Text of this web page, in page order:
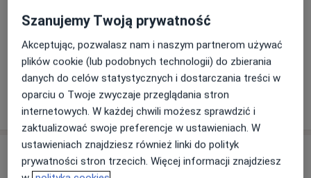
Białymstoku z wyróżnieniem stopień doktora nauk
medycznych.
Dorośli (Tylko pod niektórymi adresami)
Rodzaje konsultacji
Konsultacje onlineZobacz kalendarz online
Pokaż więcejo doświadczeniu
Usługi i ceny
Szanujemy Twoją prywatność
Akceptując, pozwalasz nam i naszym partnerom używać
plików cookie (lub podobnych technologii) do zbierania
danych do celów statystycznych i dostarczania treści w
oparciu o Twoje zwyczaje przeglądania stron
internetowych. W każdej chwili możesz sprawdzić i
zaktualizować swoje preferencje w ustawieniach. W
ustawieniach znajdziesz również linki do polityk
prywatności stron trzecich. Więcej informacji znajdziesz